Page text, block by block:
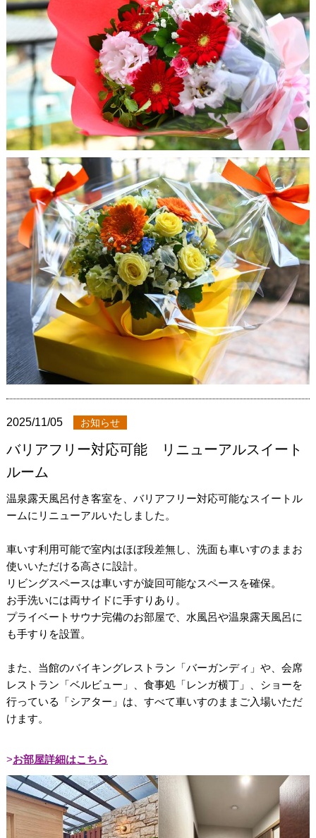
2025/11/05 お知らせ
バリアフリー対応可能 リニューアルスイート
ルーム
温泉露天風呂付き客室を、バリアフリー対応可能なスイートル
ームにリニューアルいたしました。
車いす利用可能で室内はほぼ段差無し、洗面も車いすのままお
使いいただける高さに設計。
リビングスペースは車いすが旋回可能なスペースを確保。
お手洗いには両サイドに手すりあり。
プライベートサウナ完備のお部屋で、水風呂や温泉露天風呂に
も手すりを設置。
また、当館のバイキングレストラン「バーガンディ」や、会席
レストラン「ベルビュー」、食事処「レンガ横丁」、ショーを
行っている「シアター」は、すべて車いすのままご入場いただ
けます。
お部屋詳細はこちら